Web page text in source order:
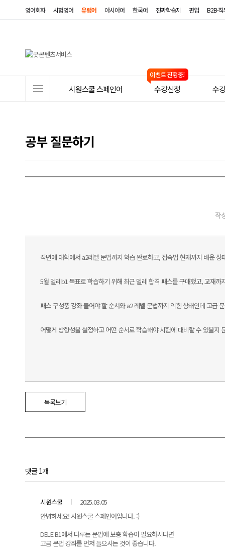
영어회화 시험영어 유럽어 아시아어 한국어 진짜학습지 편입 B2B·
뉴
시원스쿨 스페인어 수강신청 수
공부 질문하기
작
작년에 대학에서 a2레벨 문법까지 학습 완료하고, 접속법 현재까지 배운 상
5월 델레b1 목표로 학습하기 위해 최근 델레 합격 패스를 구매했고, 교재
패스 구성품 강좌 들어야 할 순서와 a2 레벨 문법까지 익힌 상태인데 고급
어떻게 방향성을 설정하고 어떤 순서로 학습해야 시험에 대비할 수 있을
목록보기
댓글 1개
시원스쿨
2025.03.05
안녕하세요! 시원스쿨 스페인어입니다. :)
DELE B1에서 다루는 문법에 보충 학습이 필요하시다면
고급 문법 강좌를 먼저 들으시는 것이 좋습니다.